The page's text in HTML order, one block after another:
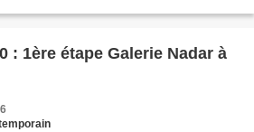
: 1ère étape Galerie Nadar à